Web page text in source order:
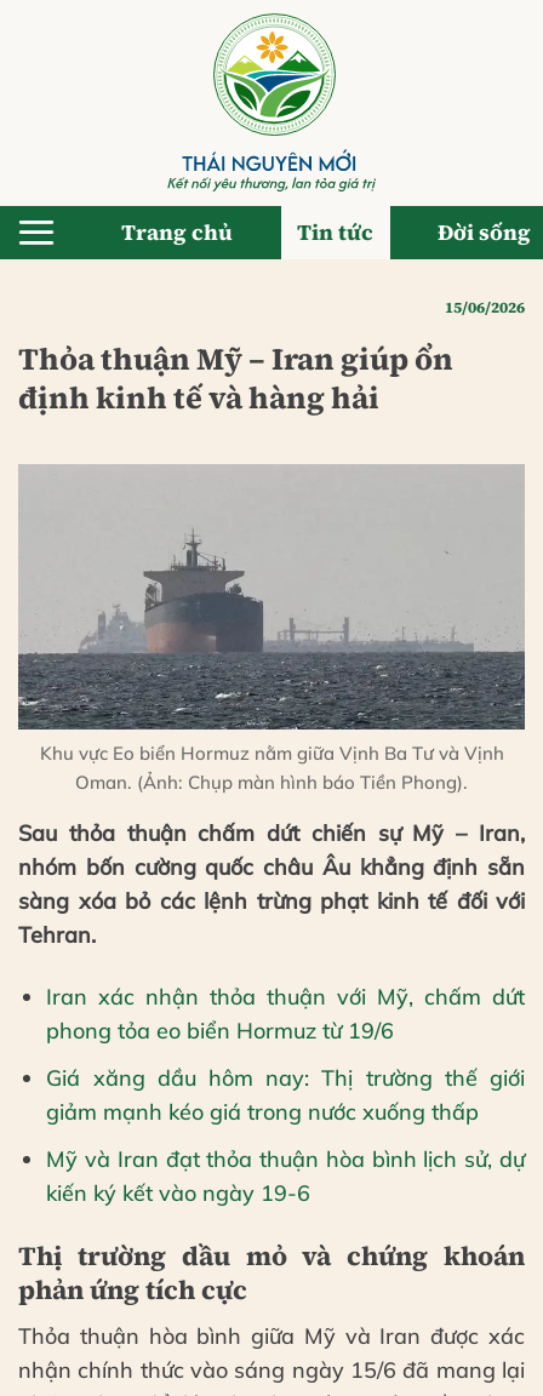
Trang chủ Tin tức Đời sống
15/06/2026
Thỏa thuận Mỹ – Iran giúp ổn
định kinh tế và hàng hải
Khu vực Eo biển Hormuz nằm giữa Vịnh Ba Tư và Vịnh
Oman. (Ảnh: Chụp màn hình báo Tiền Phong).
Sau thỏa thuận chấm dứt chiến sự Mỹ – Iran,
nhóm bốn cường quốc châu Âu khẳng định sẵn
sàng xóa bỏ các lệnh trừng phạt kinh tế đối với
Tehran.
Iran xác nhận thỏa thuận với Mỹ, chấm dứt
phong tỏa eo biển Hormuz từ 19/6
Giá xăng dầu hôm nay: Thị trường thế giới
giảm mạnh kéo giá trong nước xuống thấp
Mỹ và Iran đạt thỏa thuận hòa bình lịch sử, dự
kiến ký kết vào ngày 19-6
Thị trường dầu mỏ và chứng khoán
phản ứng tích cực
Thỏa thuận hòa bình giữa Mỹ và Iran được xác
nhận chính thức vào sáng ngày 15/6 đã mang lại